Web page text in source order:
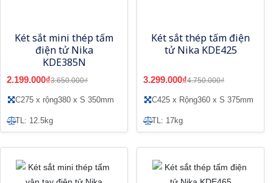
Két sắt mini thép tấm
điện tử Nika
KDE385N
2.199.000₫3.650.000₫
C275 x rộng380 x S 350mm
TL: 12.5kg
Két sắt thép tấm điện
tử Nika KDE425
3.299.000₫4.750.000₫
C425 x Rộng360 x S 375mm
TL: 17kg